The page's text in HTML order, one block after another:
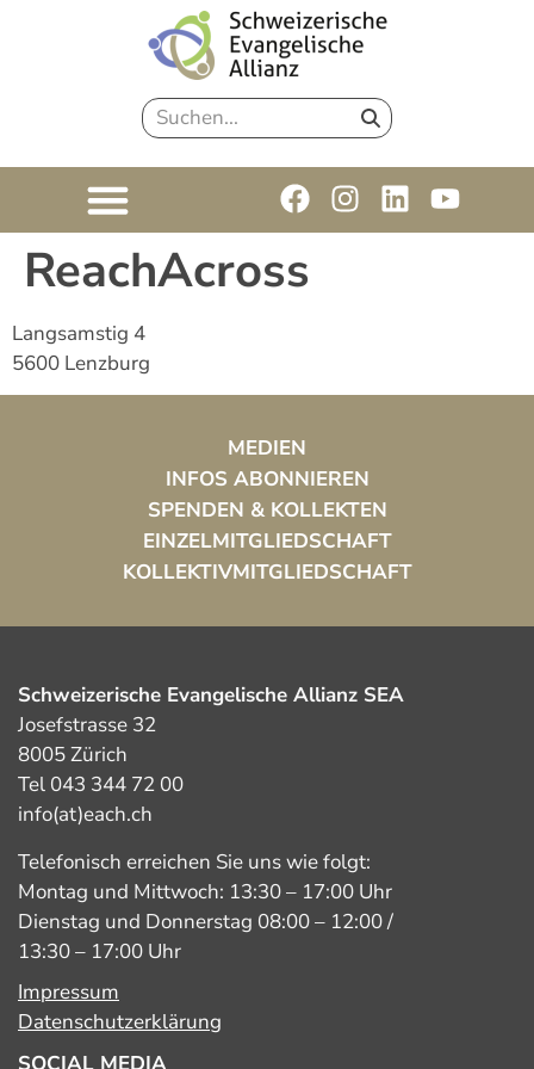
ReachAcross
Langsamstig 4
5600 Lenzburg
MEDIEN
INFOS ABONNIEREN
SPENDEN & KOLLEKTEN
EINZELMITGLIEDSCHAFT
KOLLEKTIVMITGLIEDSCHAFT
Schweizerische Evangelische Allianz SEA
Josefstrasse 32
8005 Zürich
Tel 043 344 72 00
info(at)each.ch
Telefonisch erreichen Sie uns wie folgt:
Montag und Mittwoch: 13:30 – 17:00 Uhr
Dienstag und Donnerstag 08:00 – 12:00 /
13:30 – 17:00 Uhr
Impressum
Datenschutzerklärung